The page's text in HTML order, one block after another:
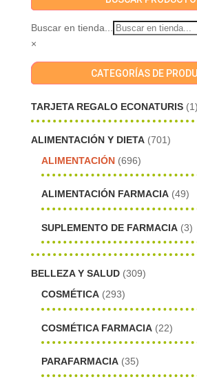
Buscar en tienda...
×
CATEGORÍAS DE
TARJETA REGALO ECONATURIS (1)
ALIMENTACIÓN Y DIETA (701)
ALIMENTACIÓN (696)
ALIMENTACIÓN FARMACIA (49)
SUPLEMENTO DE FARMACIA (3)
BELLEZA Y SALUD (309)
COSMÉTICA (293)
COSMÉTICA FARMACIA (22)
PARAFARMACIA (35)